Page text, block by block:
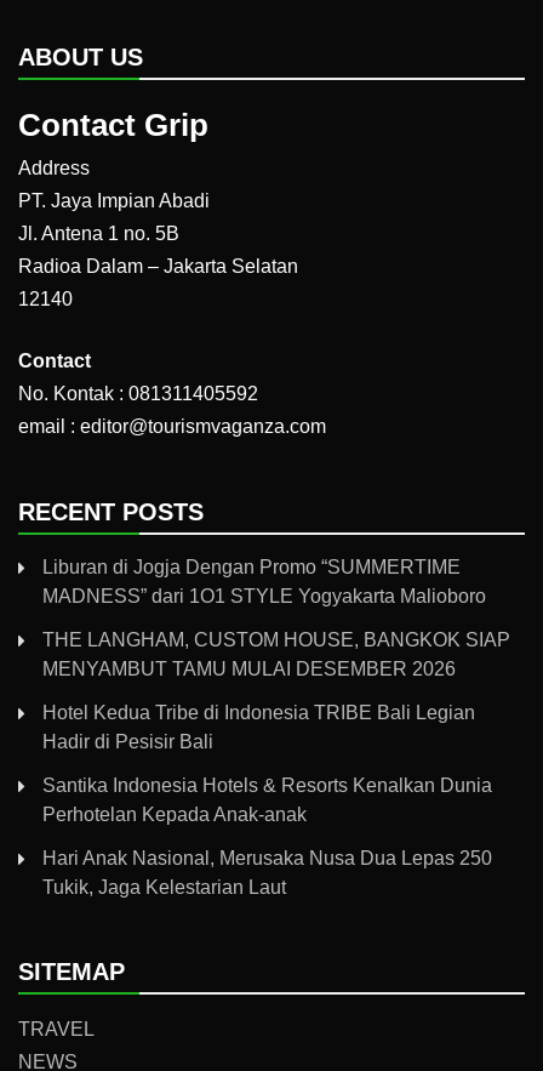
ABOUT US
Contact Grip
Address
PT. Jaya Impian Abadi
Jl. Antena 1 no. 5B
Radioa Dalam – Jakarta Selatan
12140
Contact
No. Kontak : 081311405592
email : editor@tourismvaganza.com
RECENT POSTS
Liburan di Jogja Dengan Promo “SUMMERTIME
MADNESS” dari 1O1 STYLE Yogyakarta Malioboro
THE LANGHAM, CUSTOM HOUSE, BANGKOK SIAP
MENYAMBUT TAMU MULAI DESEMBER 2026
Hotel Kedua Tribe di Indonesia TRIBE Bali Legian
Hadir di Pesisir Bali
Santika Indonesia Hotels & Resorts Kenalkan Dunia
Perhotelan Kepada Anak-anak
Hari Anak Nasional, Merusaka Nusa Dua Lepas 250
Tukik, Jaga Kelestarian Laut
SITEMAP
TRAVEL
NEWS